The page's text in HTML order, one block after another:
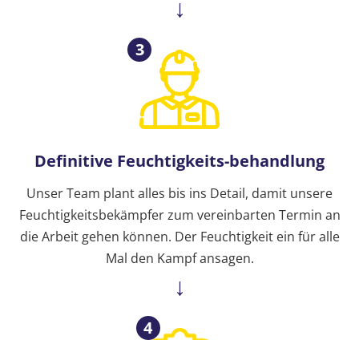
3
Definitive Feuchtigkeits-behandlung
Unser Team plant alles bis ins Detail, damit unsere
Feuchtigkeitsbekämpfer zum vereinbarten Termin an
die Arbeit gehen können. Der Feuchtigkeit ein für alle
Mal den Kampf ansagen.
4